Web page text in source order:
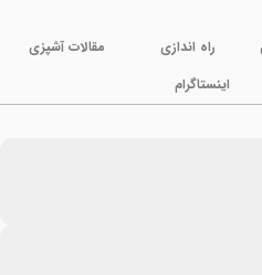
راه اندازی
مقالات آشپزی
اینستاگرام